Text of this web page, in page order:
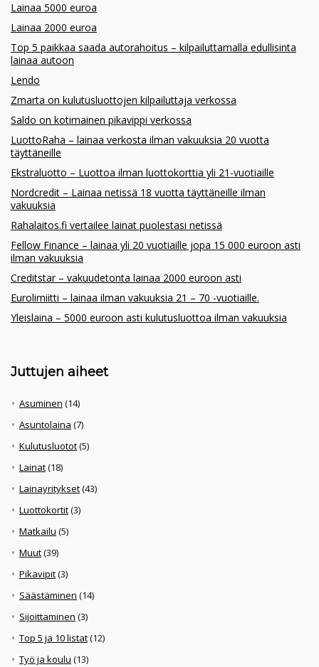
Lainaa 5000 euroa
Lainaa 2000 euroa
Top 5 paikkaa saada autorahoitus – kilpailuttamalla edullisinta
lainaa autoon
Lendo
Zmarta on kulutusluottojen kilpailuttaja verkossa
Saldo on kotimainen pikavippi verkossa
LuottoRaha – lainaa verkosta ilman vakuuksia 20 vuotta
täyttäneille
Ekstraluotto – Luottoa ilman luottokorttia yli 21-vuotiaille
Nordcredit – Lainaa netissä 18 vuotta täyttäneille ilman
vakuuksia
Rahalaitos.fi vertailee lainat puolestasi netissä
Fellow Finance – lainaa yli 20 vuotiaille jopa 15 000 euroon asti
ilman vakuuksia
Creditstar – vakuudetonta lainaa 2000 euroon asti
Eurolimiitti – lainaa ilman vakuuksia 21 – 70 -vuotiaille.
Yleislaina – 5000 euroon asti kulutusluottoa ilman vakuuksia
Juttujen aiheet
Asuminen (14)
Asuntolaina (7)
Kulutusluotot(5)
Lainat(18)
Lainayritykset(43)
Luottokortit(3)
Matkailu (5)
Muut(39)
Pikavipit(3)
Säästäminen (14)
Sijoittaminen (3)
Top 5 ja 10 listat(12)
Työ ja koulu (13)